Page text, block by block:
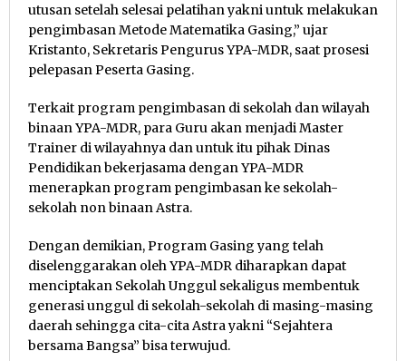
utusan setelah selesai pelatihan yakni untuk melakukan
pengimbasan Metode Matematika Gasing,” ujar
Kristanto, Sekretaris Pengurus YPA-MDR, saat prosesi
pelepasan Peserta Gasing.
Terkait program pengimbasan di sekolah dan wilayah
binaan YPA-MDR, para Guru akan menjadi Master
Trainer di wilayahnya dan untuk itu pihak Dinas
Pendidikan bekerjasama dengan YPA-MDR
menerapkan program pengimbasan ke sekolah-
sekolah non binaan Astra.
Dengan demikian, Program Gasing yang telah
diselenggarakan oleh YPA-MDR diharapkan dapat
menciptakan Sekolah Unggul sekaligus membentuk
generasi unggul di sekolah-sekolah di masing-masing
daerah sehingga cita-cita Astra yakni “Sejahtera
bersama Bangsa” bisa terwujud.